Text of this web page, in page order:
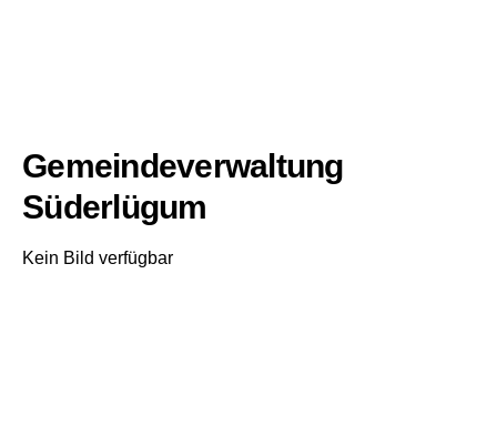
Gemeindeverwaltung
Süderlügum
Kein Bild verfügbar